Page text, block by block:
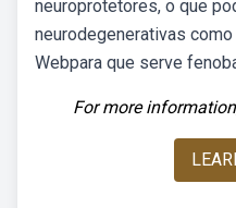
neuroprotetores, o que
neurodegenerativas
Webpara que serve
For more